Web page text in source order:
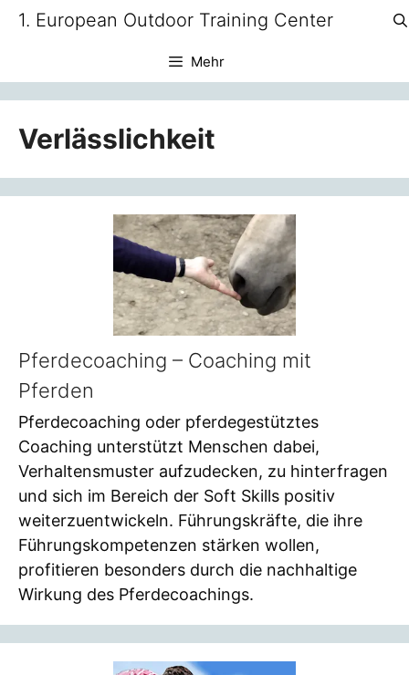
Zum1. European Outdoor Training Center
Mehr
Verlässlichkeit
Pferdecoaching – Coaching mit
Pferden
Pferdecoaching oder pferdegestütztes
Coaching unterstützt Menschen dabei,
Verhaltensmuster aufzudecken, zu hinterfragen
und sich im Bereich der Soft Skills positiv
weiterzuentwickeln. Führungskräfte, die ihre
Führungskompetenzen stärken wollen,
profitieren besonders durch die nachhaltige
Wirkung des Pferdecoachings.